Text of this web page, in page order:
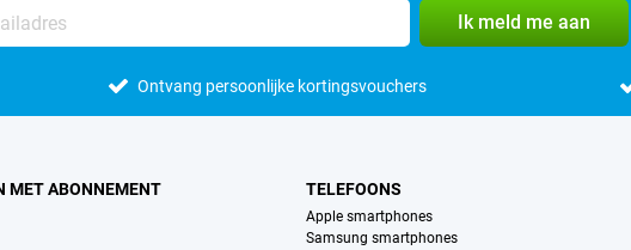
Ik meld me aan
Ontvang persoonlijke kortingsvouchers
MET ABONNEMENT TELEFOONS
Apple smartphones
Samsung smartphones